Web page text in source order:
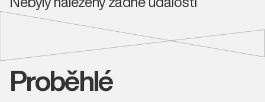
Proběhlé